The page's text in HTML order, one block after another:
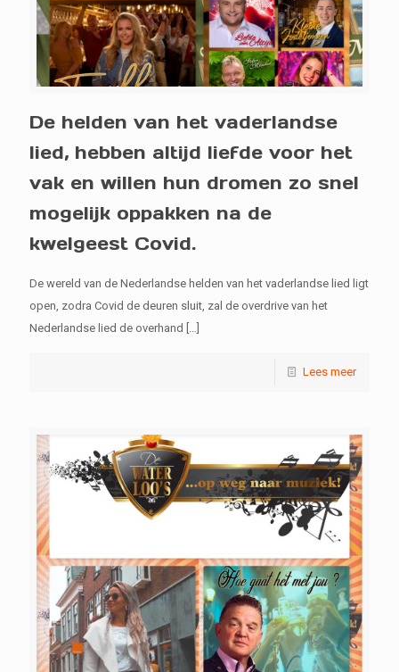
De helden van het vaderlandse
lied, hebben altijd liefde voor het
vak en willen hun dromen zo snel
mogelijk oppakken na de
kwelgeest Covid.
De wereld van de Nederlandse helden van het vaderlandse lied ligt
open, zodra Covid de deuren sluit, zal de overdrive van het
Nederlandse lied de overhand
Lees meer